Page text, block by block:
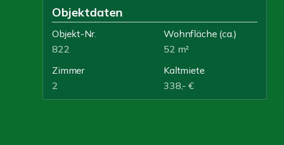
Objektdaten
Objekt-Nr.
822
Wohnfläche (ca.)
52 m²
Zimmer
2
Kaltmiete
338,- €